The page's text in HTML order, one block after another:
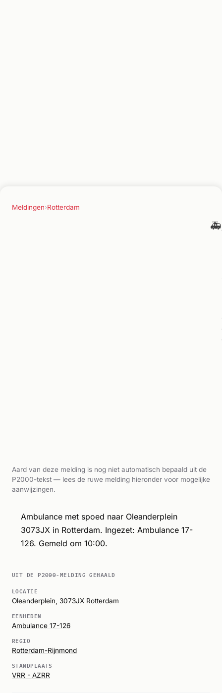
Meldingen›Rotterdam
🚑
Aard van deze melding is nog niet automatisch bepaald uit de
P2000-tekst — lees de ruwe melding hieronder voor mogelijke
aanwijzingen.
Ambulance met spoed naar Oleanderplein
3073JX in Rotterdam. Ingezet: Ambulance 17-
126. Gemeld om 10:00.
UIT DE P2000-MELDING GEHAALD
LOCATIE
Oleanderplein, 3073JX Rotterdam
EENHEDEN
Ambulance 17-126
REGIO
Rotterdam-Rijnmond
STANDPLAATS
VRR - AZRR